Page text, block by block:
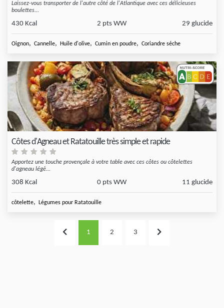
Laissez-vous transporter de l'autre côté de l'Atlantique avec ces délicieuses
boulettes...
430 Kcal 2 pts WW 29 glucide
Oignon, Cannelle, Huile d'olive, Cumin en poudre, Coriandre séche
Côtes d'Agneau et Ratatouille très simple et rapide
Apportez une touche provençale à votre table avec ces côtes ou côtelettes
d'agneau légè...
308 Kcal 0 pts WW 11 glucide
côtelette, Légumes pour Ratatouille
1 2 3